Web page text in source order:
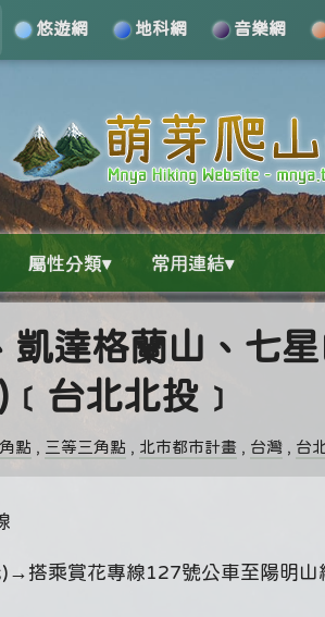
悠遊網 地科網 音樂網
屬性分類▾ 常用連結▾
達格蘭山、七
台北北投﹞
點 , 三等三角點 , 北市都市計畫 , 台灣 , 台
搭乘賞花專線127號公車至陽明